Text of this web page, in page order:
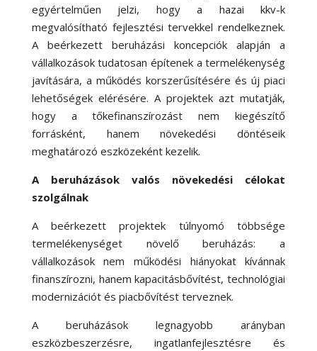
egyértelműen jelzi, hogy a hazai kkv-k
megvalósítható fejlesztési tervekkel rendelkeznek.
A beérkezett beruházási koncepciók alapján a
vállalkozások tudatosan építenek a termelékenység
javítására, a működés korszerűsítésére és új piaci
lehetőségek elérésére. A projektek azt mutatják,
hogy a tőkefinanszírozást nem kiegészítő
forrásként, hanem növekedési döntéseik
meghatározó eszközeként kezelik.
A beruházások valós növekedési célokat
szolgálnak
A beérkezett projektek túlnyomó többsége
termelékenységet növelő beruházás: a
vállalkozások nem működési hiányokat kívánnak
finanszírozni, hanem kapacitásbővítést, technológiai
modernizációt és piacbővítést terveznek.
A beruházások legnagyobb arányban
eszközbeszerzésre, ingatlanfejlesztésre és